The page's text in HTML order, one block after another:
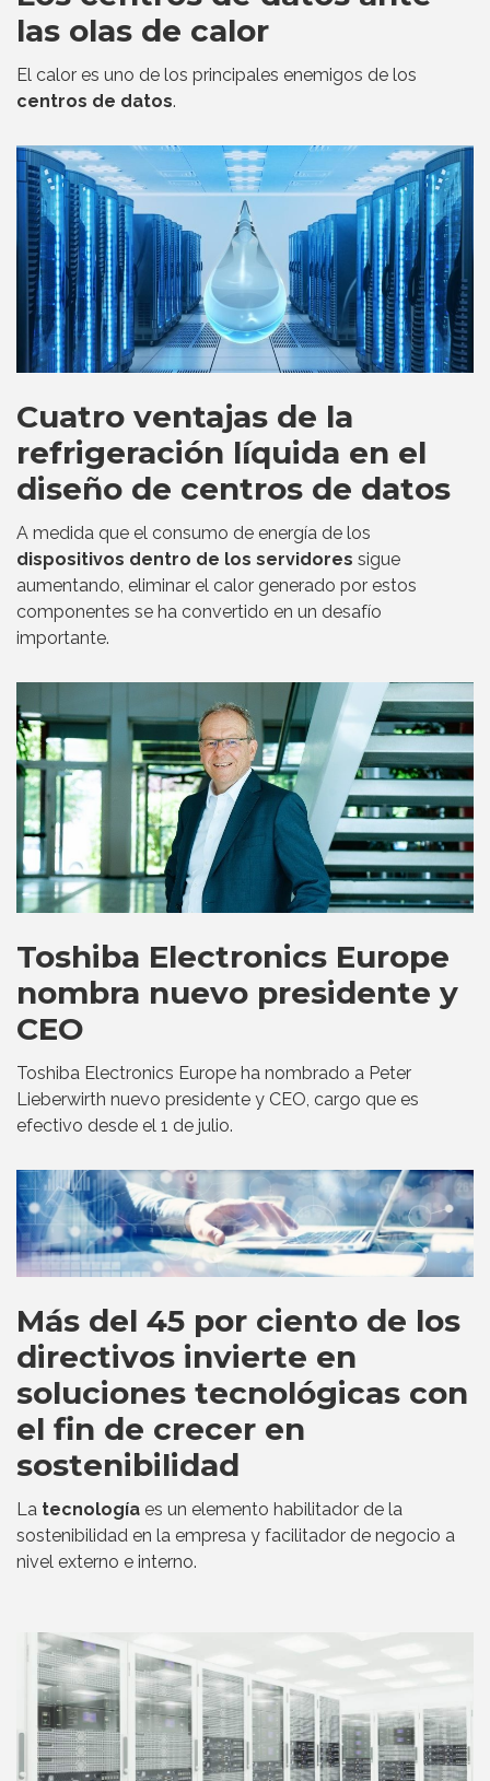
las olas de calor
El calor es uno de los principales enemigos de los
centros de datos.
Cuatro ventajas de la
refrigeración líquida en el
diseño de centros de datos
A medida que el consumo de energía de los
dispositivos dentro de los servidores sigue
aumentando, eliminar el calor generado por estos
componentes se ha convertido en un desafío
importante.
Toshiba Electronics Europe
nombra nuevo presidente y
CEO
Toshiba Electronics Europe ha nombrado a Peter
Lieberwirth nuevo presidente y CEO, cargo que es
efectivo desde el 1 de julio.
Más del 45 por ciento de los
directivos invierte en
soluciones tecnológicas con
el fin de crecer en
sostenibilidad
La tecnología es un elemento habilitador de la
sostenibilidad en la empresa y facilitador de negocio a
nivel externo e interno.